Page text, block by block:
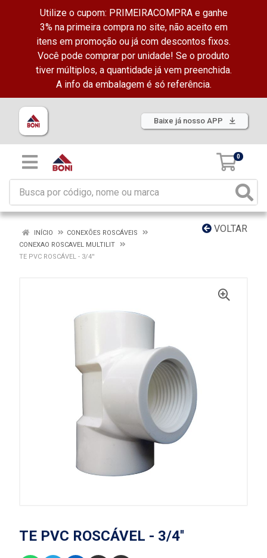
Utilize o cupom: PRIMEIRACOMPRA e ganhe
3% na primeira compra no site, não aceito em
itens em promoção ou já com descontos fixos.
Você pode comprar por unidade! Se o produto
tiver múltiplos, a quantidade já vem preenchida.
A info da embalagem é só referência.
Baixe já nosso APP
0
VOLTAR
INÍCIO
CONEXÕES ROSCÁVEIS
CONEXAO ROSCAVEL MULTILIT
TE PVC ROSCÁVEL - 3/4''
TE PVC ROSCÁVEL - 3/4''